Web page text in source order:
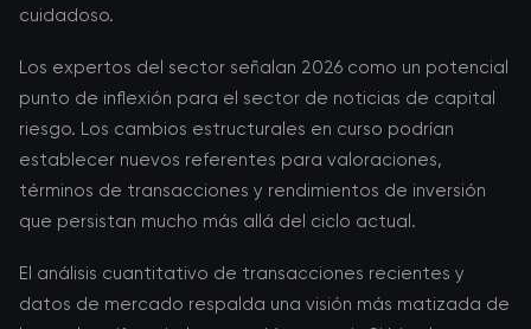
cuidadoso.
Los expertos del sector señalan 2026 como un potencial
punto de inflexión para el sector de noticias de capital
riesgo. Los cambios estructurales en curso podrían
establecer nuevos referentes para valoraciones,
términos de transacciones y rendimientos de inversión
que persistan mucho más allá del ciclo actual.
El análisis cuantitativo de transacciones recientes y
datos de mercado respalda una visión más matizada de